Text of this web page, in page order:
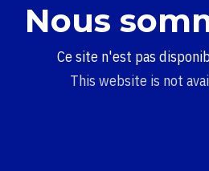
Nous
Ce site n'est pas
This website is not